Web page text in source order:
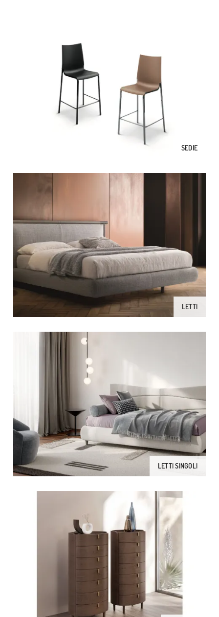
SEDIE
LETTI
LETTI SINGOLI